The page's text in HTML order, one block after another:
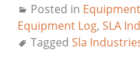
Posted in Equipment
Equipment Log, SLA
Tagged Sla